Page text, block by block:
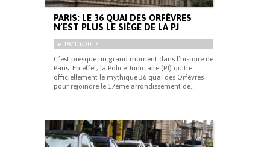
PARIS: LE 36 QUAI DES ORFÈVRES
N’EST PLUS LE SIÈGE DE LA PJ
le 19/10/2017
C’est presque un grand moment dans l’histoire de
Paris. En effet, la Police Judiciaire (PJ) quitte
officiellement le mythique 36 quai des Orfèvres
pour rejoindre le 17ème arrondissement de...